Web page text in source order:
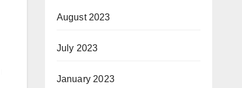
August 2023
July 2023
January 2023